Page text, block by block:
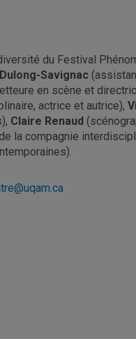
du Festival
Savignac
en scène et
actrice et autrice),
Claire Renaud
la compagnie